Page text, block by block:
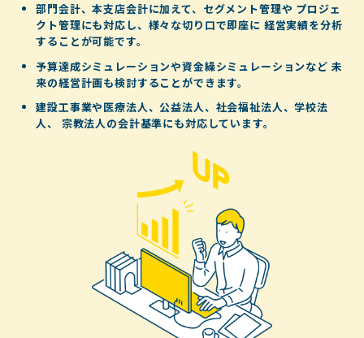
部門会計、本支店会計に加えて、セグメント管理や プロジェ
クト管理にも対応し、様々な切り口で即座に 経営実績を分析
することが可能です。
予算達成シミュレーションや資金繰シミュレーションなど 未
来の経営計画も検討することができます。
建設工事業や医療法人、公益法人、社会福祉法人、学校法
人、
宗教法人の会計基準にも対応しています。